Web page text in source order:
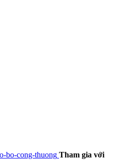
Tham gia với